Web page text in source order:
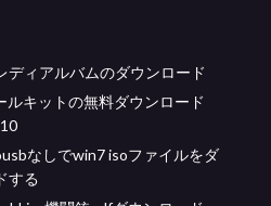
ディアルバムのダウンロード
ルキットの無料ダウンロード
なしでwin7 isoファイルをダ
する